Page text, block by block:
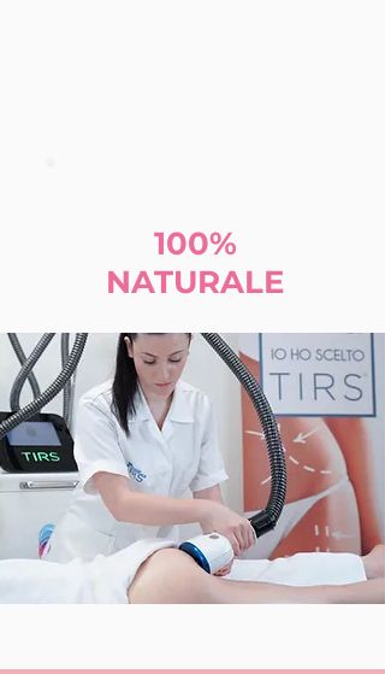
100%
NATURALE
1^ tecnologia al
MONDO che
utilizza shock termico